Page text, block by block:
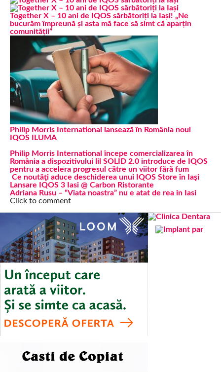
Together X – 10 ani de IQOS sărbătoriți la Iași! „Ne
bucurăm împreună și asta mă face să simt că aparțin
comunității”
Philip Morris International lansează în România noul
IQOS ILUMA
Philip Morris International începe comercializarea în
România a dispozitivului lil SOLID 2.0 introduce de IQOS
pentru a accelera progresul către un viitor fără fum
Ce noutăţi aduce deschiderea unui IQOS Store în Iaşi
Lansare IQOS 3 Iasi @ Carbon Ristorante
Adriana Rusu – “Viata noastra” nu e atat de rea in Iasi
Click to comment